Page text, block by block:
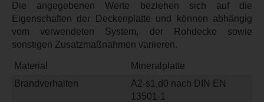
Die angegebenen Werte beziehen sich auf die
Eigenschaften der Deckenplatte und können abhängig
vom verwendeten System, der Rohdecke sowie
sonstigen Zusatzmaßnahmen variieren.
Material
Mineralplatte
Brandverhalten
A2-s1,d0 nach DIN EN
13501-1